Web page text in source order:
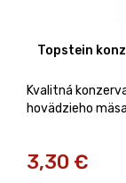
Topstein
Kvalitná
hovädzieho
3,30 €